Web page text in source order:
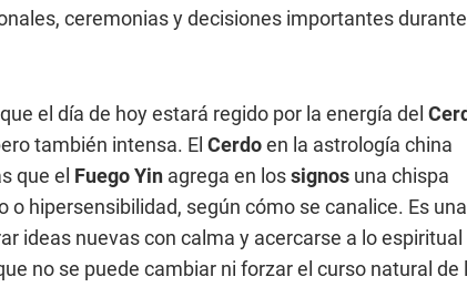
ceremonias y decisiones importantes durante
el día de hoy estará regido por la energía del
también intensa. El Cerdoen la astrología china
que el Fuego Yin agrega en lossignos una chispa
hipersensibilidad, según cómo se canalice. Es una
ideas nuevas con calma y acercarse a lo espiritual
no se puede cambiar ni forzar el curso natural de